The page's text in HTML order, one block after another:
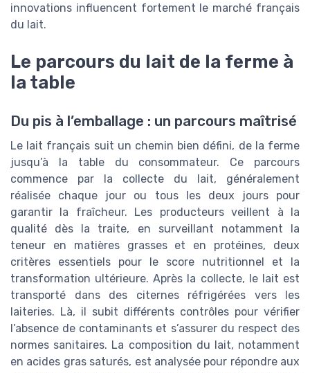
innovations influencent fortement le marché français
du lait.
Le parcours du lait de la ferme à
la table
Du pis à l’emballage : un parcours maîtrisé
Le lait français suit un chemin bien défini, de la ferme
jusqu’à la table du consommateur. Ce parcours
commence par la collecte du lait, généralement
réalisée chaque jour ou tous les deux jours pour
garantir la fraîcheur. Les producteurs veillent à la
qualité dès la traite, en surveillant notamment la
teneur en matières grasses et en protéines, deux
critères essentiels pour le score nutritionnel et la
transformation ultérieure. Après la collecte, le lait est
transporté dans des citernes réfrigérées vers les
laiteries. Là, il subit différents contrôles pour vérifier
l’absence de contaminants et s’assurer du respect des
normes sanitaires. La composition du lait, notamment
en acides gras saturés, est analysée pour répondre aux